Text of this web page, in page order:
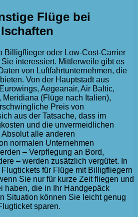
Flüge bei
Billigflieger oder Low-Cost-Carrier
interessiert. Mittlerweile gibt es
von Luftfahrtunternehmen, die
Von der Hauptstadt aus
Aegeanair, Air Baltic,
(Flüge nach Italien),
Preis von
aus der Tatsache, dass im
und die unvermeidlichen
alle anderen
normalen Unternehmen
– Verpflegung an Bord,
– werden zusätzlich vergütet. In
für Flüge mit Billigfliegern
Sie nur für kurze Zeit fliegen und
haben, die in Ihr Handgepäck
Situation können Sie leicht genug
sparen.